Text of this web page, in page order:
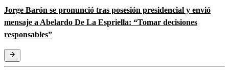
Jorge Barón se pronunció tras posesión presidencial y envió
mensaje a Abelardo De La Espriella: “Tomar decisiones
responsables”